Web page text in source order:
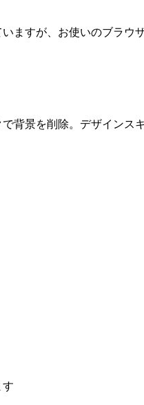
ますが、お使いのブラウ
背景を削除。デザインス
す